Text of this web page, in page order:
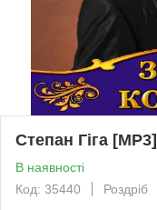
Степан Гіга [MP3]
В наявності
Код: 35440
Роздріб